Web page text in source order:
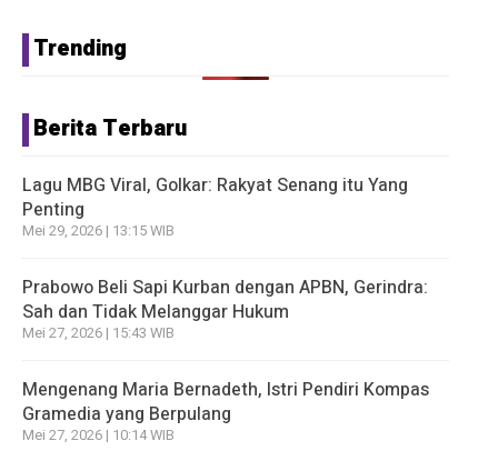
Trending
Berita Terbaru
Lagu MBG Viral, Golkar: Rakyat Senang itu Yang
Penting
Mei 29, 2026 | 13:15 WIB
Prabowo Beli Sapi Kurban dengan APBN, Gerindra:
Sah dan Tidak Melanggar Hukum
Mei 27, 2026 | 15:43 WIB
Mengenang Maria Bernadeth, Istri Pendiri Kompas
Gramedia yang Berpulang
Mei 27, 2026 | 10:14 WIB